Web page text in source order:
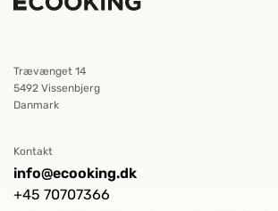
Trævænget 14
5492 Vissenbjerg
Danmark
Kontakt
info@ecooking.dk
+45 70707366